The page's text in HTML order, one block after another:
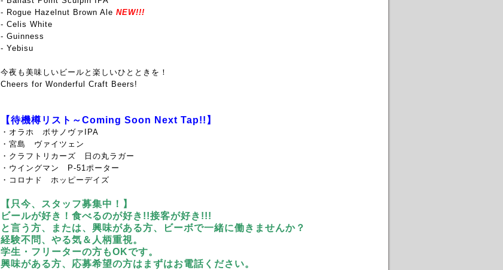
- Rogue Hazelnut Brown Ale NEW!!!
- Celis White
- Guinness
- Yebisu
今夜も美味しいビールと楽しいひとときを！
Cheers for Wonderful Craft Beers!
【待機樽リスト～Coming Soon Next Tap!!】
・オラホ ボサノヴァIPA
・宮島 ヴァイツェン
・クラフトリカーズ 日の丸ラガー
・ウイングマン P-51ポーター
・コロナド ホッピーデイズ
【只今、スタッフ募集中！】
ビールが好き！食べるのが好き!!接客が好き!!!
と言う方、または、興味がある方、ビーボで一緒に働きませんか？
経験不問、やる気＆人柄重視。
学生・フリーターの方もOKです。
興味がある方、応募希望の方はまずはお電話ください。